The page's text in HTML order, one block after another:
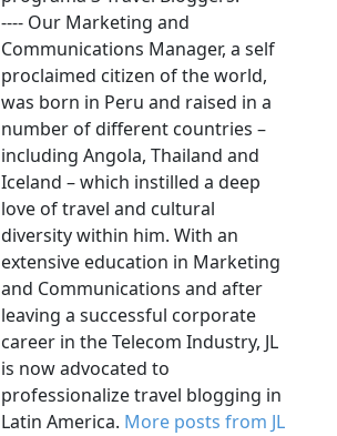
---- Our Marketing and
Communications Manager, a self
proclaimed citizen of the world,
was born in Peru and raised in a
number of different countries –
including Angola, Thailand and
Iceland – which instilled a deep
love of travel and cultural
diversity within him. With an
extensive education in Marketing
and Communications and after
leaving a successful corporate
career in the Telecom Industry, JL
is now advocated to
professionalize travel blogging in
Latin America. More posts from JL